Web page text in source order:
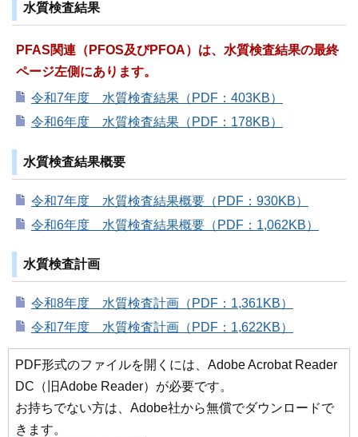
水質検査結果
PFAS関連（PFOS及びPFOA）は、水質検査結果の最終
ページ左側にあります。
令和7年度 水質検査結果（PDF：403KB）
令和6年度 水質検査結果（PDF：178KB）
水質検査結果概要
令和7年度 水質検査結果概要（PDF：930KB）
令和6年度 水質検査結果概要（PDF：1,062KB）
水質検査計画
令和8年度 水質検査計画（PDF：1,361KB）
令和7年度 水質検査計画（PDF：1,622KB）
PDF形式のファイルを開くには、Adobe Acrobat Reader
DC（旧Adobe Reader）が必要です。
お持ちでない方は、Adobe社から無償でダウンロードで
きます。